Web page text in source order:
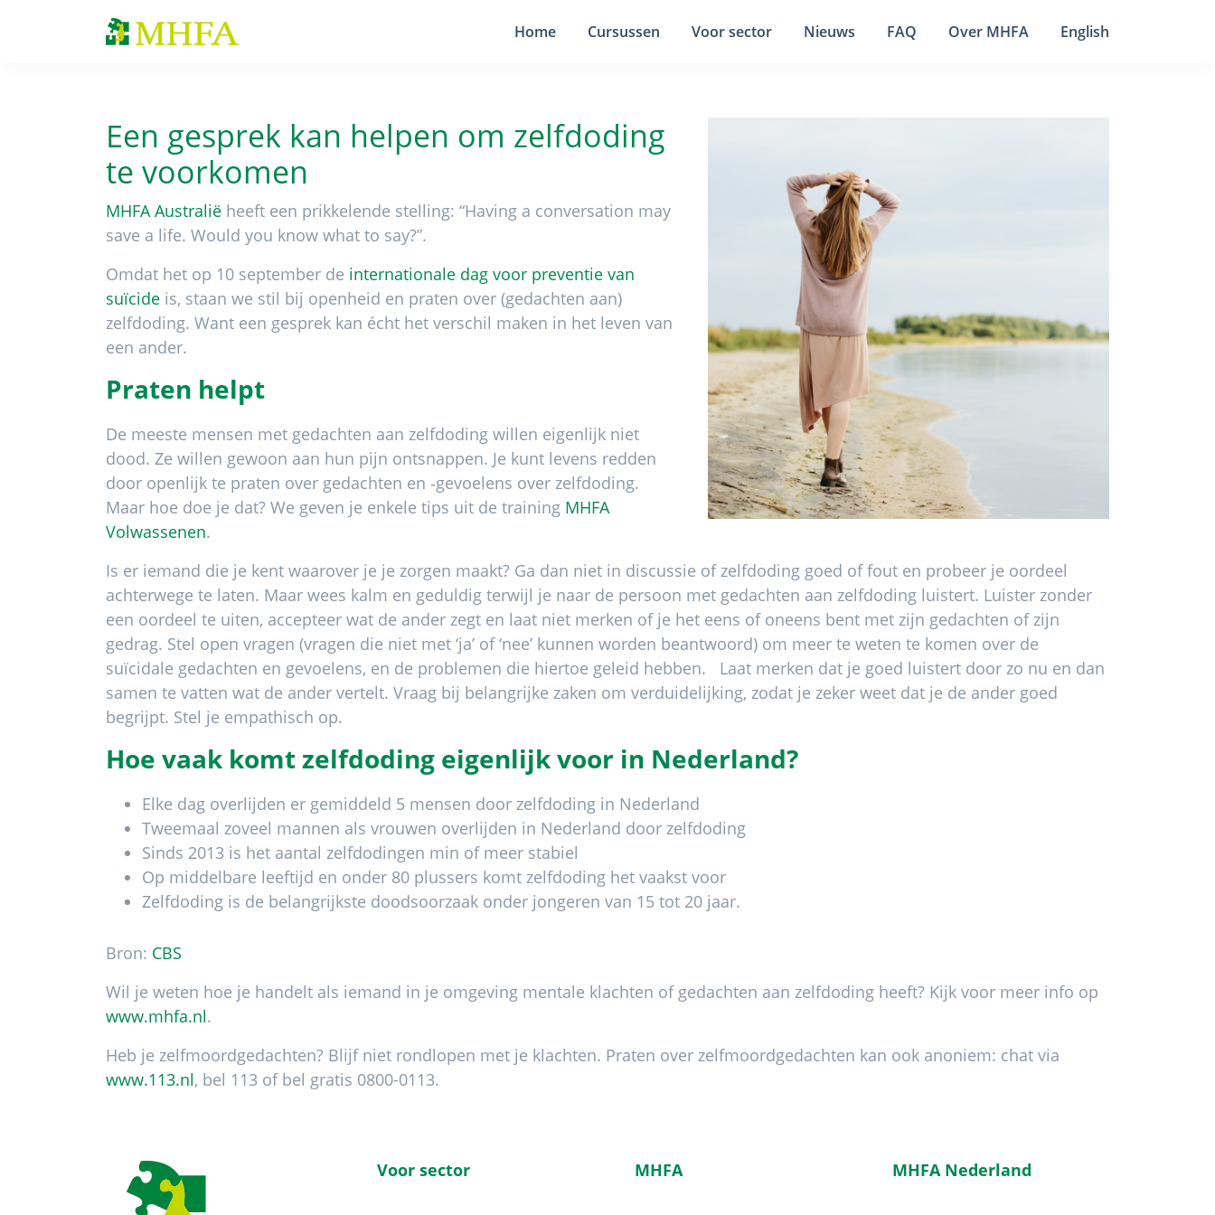
Home Cursussen Voor sector Nieuws FAQ Over MHFA English
Een gesprek kan helpen om zelfdoding
te voorkomen
MHFA Australië heeft een prikkelende stelling: “Having a conversation may
save a life. Would you know what to say?”.
Omdat het op 10 september de internationale dag voor preventie van
suïcide is, staan we stil bij openheid en praten over (gedachten aan)
zelfdoding. Want een gesprek kan écht het verschil maken in het leven van
een ander.
Praten helpt
De meeste mensen met gedachten aan zelfdoding willen eigenlijk niet
dood. Ze willen gewoon aan hun pijn ontsnappen. Je kunt levens redden
door openlijk te praten over gedachten en ‑gevoelens over zelfdoding.
Maar hoe doe je dat? We geven je enkele tips uit de training MHFA
Volwassenen.
Is er iemand die je kent waarover je je zorgen maakt? Ga dan niet in discussie of zelfdoding goed of fout en probeer je oordeel
achterwege te laten. Maar wees kalm en geduldig terwijl je naar de persoon met gedachten aan zelfdoding luistert. Luister zonder
een oordeel te uiten, accepteer wat de ander zegt en laat niet merken of je het eens of oneens bent met zijn gedachten of zijn
gedrag. Stel open vragen (vragen die niet met ‘ja’ of ‘nee’ kunnen worden beantwoord) om meer te weten te komen over de
suïcidale gedachten en gevoelens, en de problemen die hiertoe geleid hebben. Laat merken dat je goed luistert door zo nu en dan
samen te vatten wat de ander vertelt. Vraag bij belangrijke zaken om verduidelijking, zodat je zeker weet dat je de ander goed
begrijpt. Stel je empathisch op.
Hoe vaak komt zelfdoding eigenlijk voor in Nederland?
Elke dag overlijden er gemiddeld 5 mensen door zelfdoding in Nederland
Tweemaal zoveel mannen als vrouwen overlijden in Nederland door zelfdoding
Sinds 2013 is het aantal zelfdodingen min of meer stabiel
Op middelbare leeftijd en onder 80 plussers komt zelfdoding het vaakst voor
Zelfdoding is de belangrijkste doodsoorzaak onder jongeren van 15 tot 20 jaar.
Bron: CBS
Wil je weten hoe je handelt als iemand in je omgeving mentale klachten of gedachten aan zelfdoding heeft? Kijk voor meer info op
www.mhfa.nl.
Heb je zelfmoordgedachten? Blijf niet rondlopen met je klachten. Praten over zelfmoordgedachten kan ook anoniem: chat via
www.113.nl, bel 113 of bel gratis 0800-0113.
Voor sector MHFA MHFA Nederland